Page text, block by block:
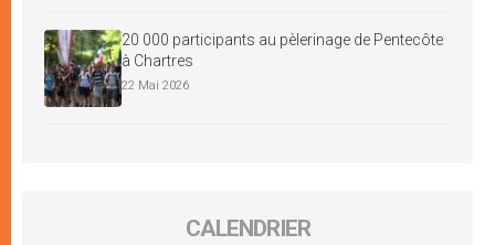
20 000 participants au pèlerinage de Pentecôte
à Chartres
22 Mai 2026
CALENDRIER